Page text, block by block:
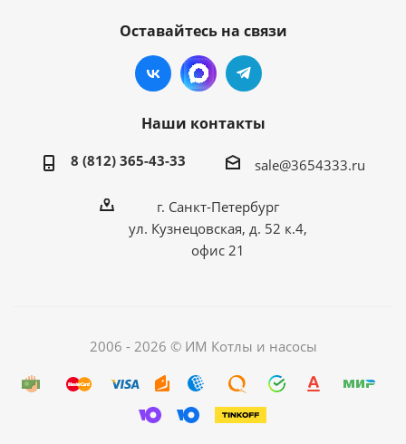
Оставайтесь на связи
Наши контакты
8 (812) 365-43-33 sale@3654333.ru
г. Санкт-Петербург
ул. Кузнецовская, д. 52 к.4,
офис 21
2006 - 2026 © ИМ Котлы и насосы